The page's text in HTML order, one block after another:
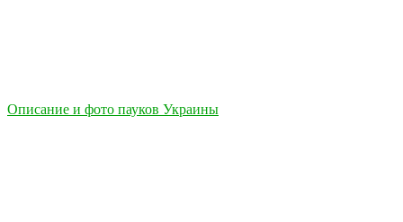
Описание и фото пауков Украины